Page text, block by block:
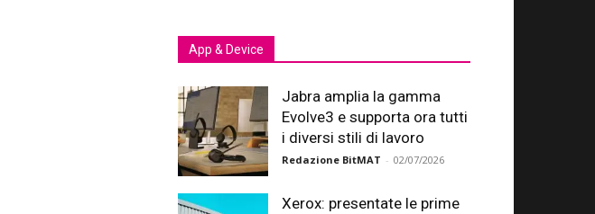
App & Device
Jabra amplia la gamma
Evolve3 e supporta ora tutti
i diversi stili di lavoro
Redazione BitMAT - 02/07/2026
Xerox: presentate le prime